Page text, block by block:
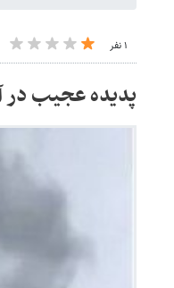
۱ نفر
پدیده عجیب